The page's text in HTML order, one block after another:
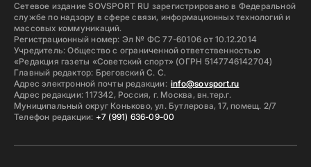
Сетевое издание SOVSPORT RU зарегистрировано в Федеральной
службе по надзору в сфере связи, информационных технологий и
массовых коммуникаций.
Регистрационный номер: Эл № ФС 77-60106 от 10.12.2014
Учредитель: Общество с ограниченной ответственностью
«Редакция газеты «Советский спорт» (ОГРН 5147746142704)
Главный редактор: Бреговский С. С.
Адрес электронной почты редакции: info@sovsport.ru
Адрес редакции: 117342, Россия, г. Москва, вн.тер.г.
Муниципальный округ Коньково, ул. Бутлерова, 17, помещ. 2/7
Телефон редакции: +7 (991) 636-09-00